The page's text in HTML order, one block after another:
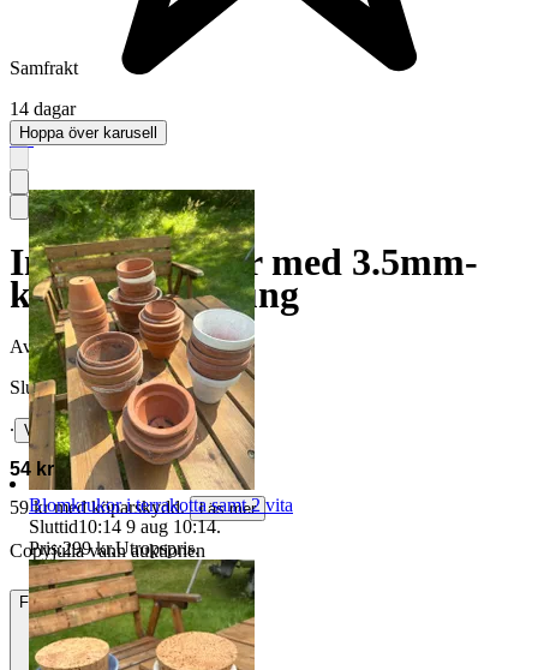
5.0
In-ear hörlurar med 3.5mm-
kontakt Samsung
Avslutad 5 aug 20:28
Slutpris
∙ Visa bud
54 kr
59 kr med köparskydd. Läs mer
Copyjulia vann auktionen
Frakt22 kr Frimärken
Samfrakt
14 dagar
Hoppa över karusell
Blomkrukor i terrakotta samt 2 vita
Sluttid10:14 9 aug 10:14.
Pris:299 kr,Utropspris.